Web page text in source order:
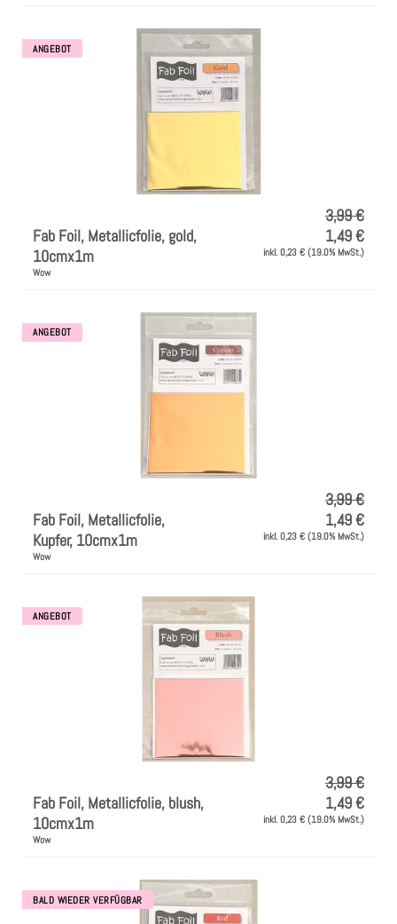
ANGEBOT
3,99 €
Fab Foil, Metallicfolie, gold,
10cmx1m
Wow
1,49 €
inkl. 0,23 € (19.0% MwSt.)
ANGEBOT
3,99 €
Fab Foil, Metallicfolie,
Kupfer, 10cmx1m
Wow
1,49 €
inkl. 0,23 € (19.0% MwSt.)
ANGEBOT
3,99 €
Fab Foil, Metallicfolie, blush,
10cmx1m
Wow
1,49 €
inkl. 0,23 € (19.0% MwSt.)
BALD WIEDER VERFÜGBAR